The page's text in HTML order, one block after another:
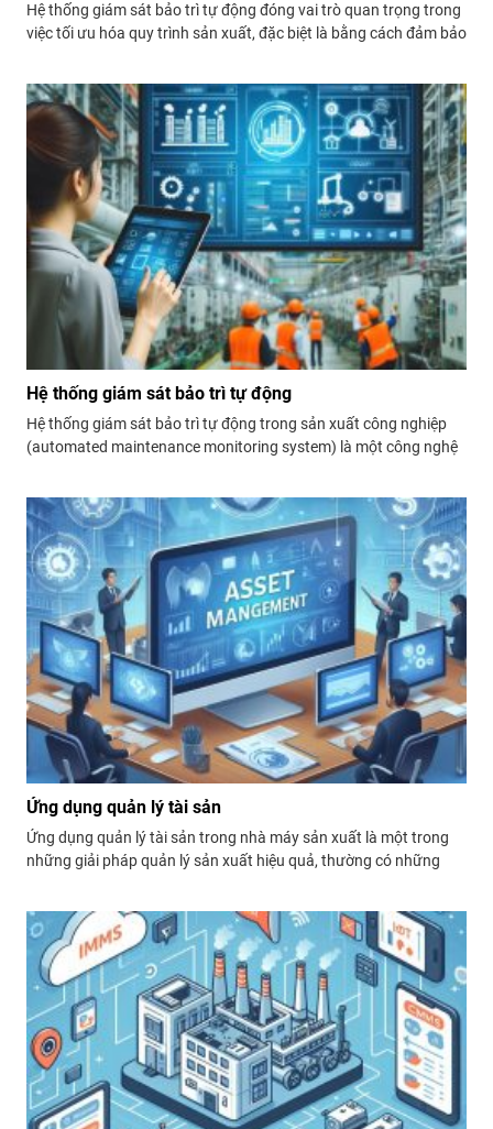
Hệ thống giám sát bảo trì tự động đóng vai trò quan trọng trong
việc tối ưu hóa quy trình sản xuất, đặc biệt là bằng cách đảm bảo
hệ thống này giúp tối ưu hóa:
Hệ thống giám sát bảo trì tự động
Hệ thống giám sát bảo trì tự động trong sản xuất công nghiệp
(automated maintenance monitoring system) là một công nghệ
giảm thiểu thời gian ngừng máy, và kéo dài tuổi thọ thiết...
Ứng dụng quản lý tài sản
Ứng dụng quản lý tài sản trong nhà máy sản xuất là một trong
những giải pháp quản lý sản xuất hiệu quả, thường có những
Dưới đây là một số tính năng quan trọng: